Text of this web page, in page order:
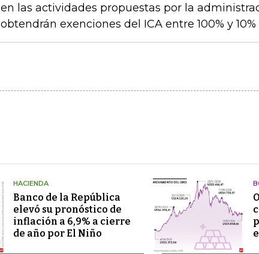
en las actividades propuestas por la
obtendrán exenciones del ICA entre 100% y
HACIENDA
Banco de la República
elevó su pronóstico de
inflación a 6,9% a cierre
de año por El Niño